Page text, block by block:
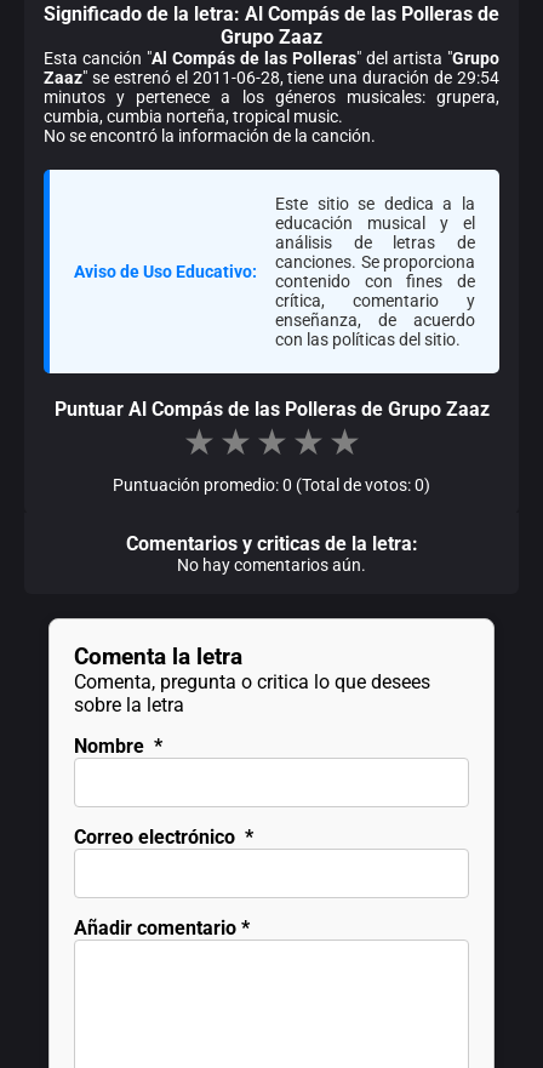
Significado de la letra: Al Compás de las Polleras de
Grupo Zaaz
Esta canción "Al Compás de las Polleras" del artista "Grupo
Zaaz" se estrenó el 2011-06-28, tiene una duración de 29:54
minutos y pertenece a los géneros musicales: grupera,
cumbia, cumbia norteña, tropical music.
No se encontró la información de la canción.
Aviso de Uso Educativo:
Este sitio se dedica a la
educación musical y el
análisis de letras de
canciones. Se proporciona
contenido con fines de
crítica, comentario y
enseñanza, de acuerdo
con las políticas del sitio.
Puntuar Al Compás de las Polleras de Grupo Zaaz
★ ★ ★ ★ ★
Puntuación promedio: 0 (Total de votos: 0)
Comentarios y criticas de la letra:
No hay comentarios aún.
Comenta la letra
Comenta, pregunta o critica lo que desees
sobre la letra
Nombre *
Correo electrónico *
Añadir comentario *